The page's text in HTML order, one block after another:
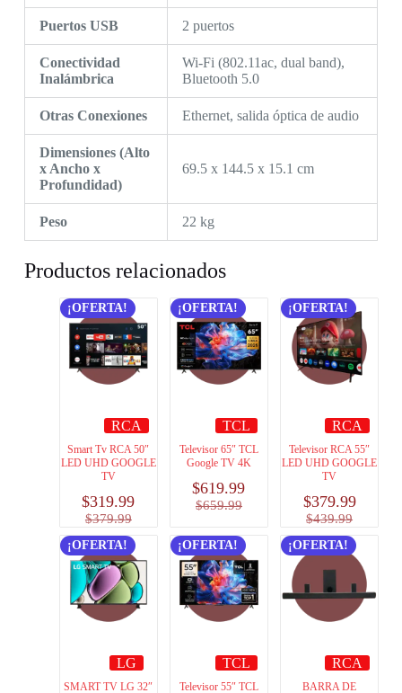
Puertos USB 2 puertos
Conectividad
Inalámbrica
Wi-Fi (802.11ac, dual band),
Bluetooth 5.0
Otras Conexiones Ethernet, salida óptica de audio
Dimensiones (Alto
x Ancho x
Profundidad)
69.5 x 144.5 x 15.1 cm
Peso 22 kg
Productos relacionados
¡OFERTA!
RCA
Smart Tv RCA 50″
LED UHD GOOGLE
TV
$379.99
$319.99
¡OFERTA!
TCL
Televisor 65″ TCL
Google TV 4K
$659.99
$619.99
¡OFERTA!
RCA
Televisor RCA 55″
LED UHD GOOGLE
TV
$439.99
$379.99
¡OFERTA!
LG
SMART TV LG 32″
¡OFERTA!
TCL
Televisor 55″ TCL
¡OFERTA!
RCA
BARRA DE